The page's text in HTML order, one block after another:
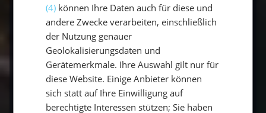
Fazit: Investiere in die richtige Beleuchtung
für deine Segelyacht
Die richtige Beleuchtung ist ein
unverzichtbares Element auf jeder Segelyacht.
Sie sorgt für Sicherheit, Komfort und eine
(4) können Ihre Daten auch für diese und
andere Zwecke verarbeiten, einschließlich
der Nutzung genauer
Geolokalisierungsdaten und
Gerätemerkmale. Ihre Auswahl gilt nur für
diese Website. Einige Anbieter können
sich statt auf Ihre Einwilligung auf
berechtigte Interessen stützen; Sie haben